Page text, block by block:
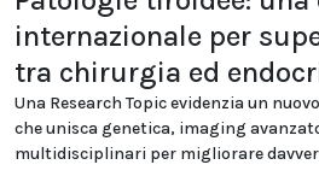
internazionale per
tra chirurgia ed
Una Research Topic evidenzia un
che unisca genetica, imaging
multidisciplinari per migliorare